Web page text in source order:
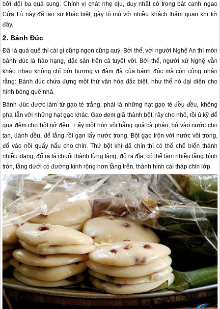
bởi đôi ba quả sung. Chính vị chát nhẹ dịu, duy nhất có trong bát canh ngao
Cửa Lònày đã tạo sự khác biệt, gây tò mò với nhiều khách thăm quan khi tới
đây.
2. Bánh Đúc
Đã là quà quê thì cái gì cũng ngon cũng quý. Bởi thế, với người Nghệ An thì món
bánh đúc là hảo hạng, đặc sản trên cả tuyệt vời. Bởi thế, người xứ Nghệ vẫn
kháo nhau không chỉ bởi hương vị đậm đà của bánh đúc mà còn công nhận
rằng: Bánh đúc chứa đựng một thứ văn hóa đặc biệt, như thể nó đại diện cho
hình bóng quê nhà.
Bánh đúc được làm từ gạo tẻ trắng, phải là những hạt gạo tẻ đều đều, không
pha lẫn với những hạt gạo khác. Gạo đem giã thành bột, rây cho nhỏ, rồi ủ kỹ để
qua đêm cho bột nở đều. Lấy một hòn vôi bằng quả cà pháo, bỏ vào nước cho
tan, đánh đều, để lắng rồi gạn lấy nước trong. Bột gạo trộn với nước vôi trong,
đổ vào nồi quấy nấu cho chín. Thứ bột khi đã chín thì có thể chế biến thành
nhiều dạng, đổ ra lá chuối thành từng tảng, đổ ra đĩa, có thể làm nhiều tầng hình
tròn, tầng dưới có đường kính rộng hơn tầng trên, thành hình cái tháp chín lớp.